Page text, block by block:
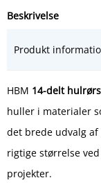
Beskrivelse
Produkt
HBM 14-delt
huller i materialer
det brede udvalg
rigtige størrelse
projekter.